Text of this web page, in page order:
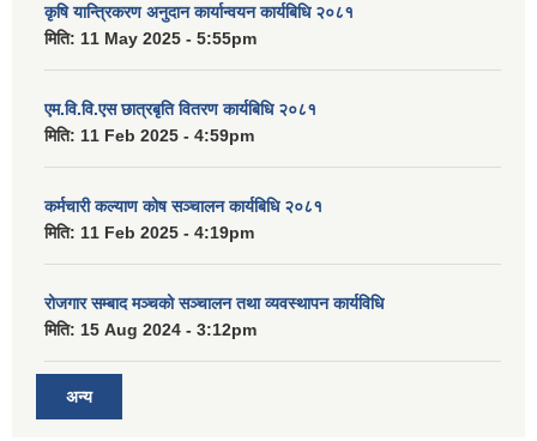
कृषि यान्त्रिकरण अनुदान कार्यान्वयन कार्यबिधि २०८१
मिति: 11 May 2025 - 5:55pm
एम.वि.वि.एस छात्रबृति वितरण कार्यबिधि २०८१
मिति: 11 Feb 2025 - 4:59pm
कर्मचारी कल्याण कोष सञ्चालन कार्यबिधि २०८१
मिति: 11 Feb 2025 - 4:19pm
रोजगार सम्बाद मञ्चको सञ्चालन तथा व्यवस्थापन कार्यविधि
मिति: 15 Aug 2024 - 3:12pm
अन्य